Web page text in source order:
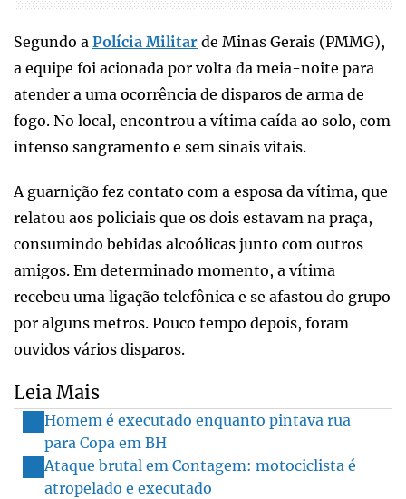
Segundo a Polícia Militar de Minas Gerais (PMMG),
a equipe foi acionada por volta da meia-noite para
atender a uma ocorrência de disparos de arma de
fogo. No local, encontrou a vítima caída ao solo, com
intenso sangramento e sem sinais vitais.
A guarnição fez contato com a esposa da vítima, que
relatou aos policiais que os dois estavam na praça,
consumindo bebidas alcoólicas junto com outros
amigos. Em determinado momento, a vítima
recebeu uma ligação telefônica e se afastou do grupo
por alguns metros. Pouco tempo depois, foram
ouvidos vários disparos.
Leia Mais
Homem é executado enquanto pintava rua
para Copa em BH
Ataque brutal em Contagem: motociclista é
atropelado e executado